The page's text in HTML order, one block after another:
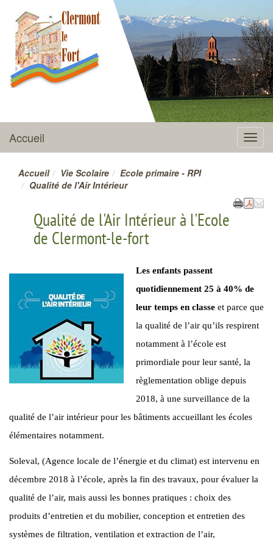
CLERMONT-LE-FORT
Menu
Accueil
Accueil Vie Scolaire
Ecole primaire - RPI
Qualité de l'Air Intérieur
Qualité de l'Air Intérieur à l'Ecole
de Clermont-le-fort
Les enfants passent
quotidiennement 25 à 40% de
leur temps en classe et parce que
la qualité de l’air qu’ils respirent
notamment à l’école est
primordiale pour leur santé, la
règlementation oblige depuis
2018, à une surveillance de la
qualité de l’air intérieur pour les bâtiments accueillant les écoles
élémentaires notamment.
Soleval, (Agence locale de l’énergie et du climat) est intervenu en
décembre 2018 à l’école, après la fin des travaux, pour évaluer la
qualité de l’air, mais aussi les bonnes pratiques : choix des
produits d’entretien et du mobilier, conception et entretien des
systèmes de filtration, ventilation et extraction de l’air,